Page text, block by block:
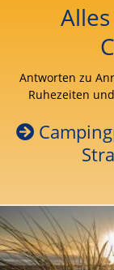
Antworten zu
Ruhezeiten